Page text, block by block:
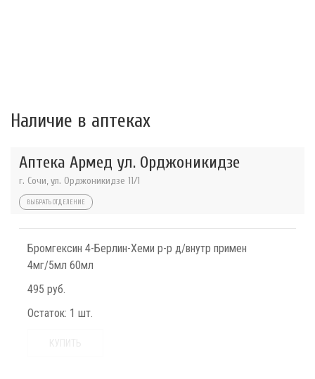
Наличие в аптеках
Аптека Армед ул. Орджоникидзе
г. Сочи, ул. Орджоникидзе 11/1
ВЫБРАТЬ ОТДЕЛЕНИЕ
Бромгексин 4-Берлин-Хеми р-р д/внутр примен
4мг/5мл 60мл
495 руб.
Остаток: 1 шт.